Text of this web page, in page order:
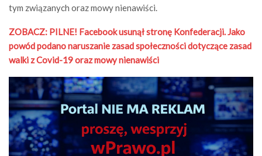
tym związanych oraz mowy nienawiści.
ZOBACZ: PILNE! Facebook usunął stronę Konfederacji. Jako
powód podano naruszanie zasad społeczności dotyczące zasad
walki z Covid-19 oraz mowy nienawiści